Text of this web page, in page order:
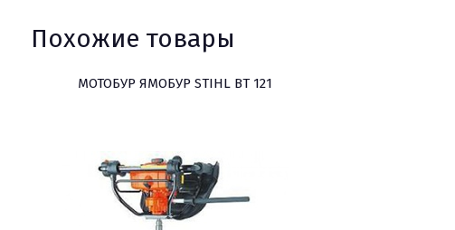
Похожие товары
МОТОБУР ЯМОБУР STIHL BT 121